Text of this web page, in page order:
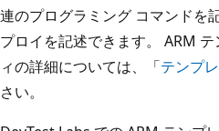
連のプログラミング コマンドを
プロイを記述できます。 ARM
ィの詳細については、「テンプ
さい。